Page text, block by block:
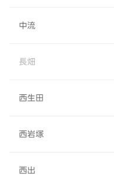
中流
長畑
西生田
西岩塚
西出